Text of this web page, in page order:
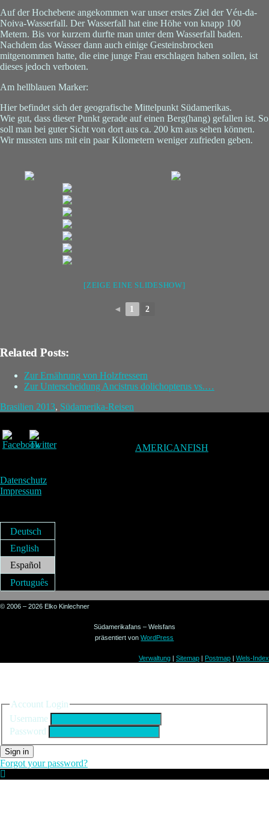
Auf der Hochebene angekommen war unser erstes Ziel der Véu-da-
Noiva-Wasserfall. Der Wasserfall hat eine Höhe von knapp 100
Metern. Bis vor kurzem durfte man unter dem Wasserfall baden.
Nachdem das Wasser dann auch einige Gesteinsbrocken
mitgenommen hatte, die eine junge Frau erschlagen haben sollen, ist
dieses jedoch verboten.
Am hellblauen Marker:
Hier befindet sich der geografische Mittelpunkt Südamerikas.
Wie gut, dass dieser Punkt gerade auf einen Berg(hang) gefallen ist. So
soll man bei guter Sicht von dort aus ca. 200 km aus sehen können.
Wir mussten uns mit ein paar Kilometern weniger zufrieden geben.
[ZEIGE EINE SLIDESHOW]
◄ 1 2
Related Posts:
Zur Ernährung von Holzfressern
Zur Unterscheidung Ancistrus dolichopterus vs.…
Brasilien 2013, Südamerika-Reisen
AMERICANFISH
Datenschutz
Impressum
Deutsch
English
Español
Português
© 2006 – 2026 Elko Kinlechner
Südamerikafans – Welsfans
präsentiert vonWordPress
Verwaltung Sitemap Postmap Wels-Index
Account Login
Username
Password
Sign in
Forgot your password?